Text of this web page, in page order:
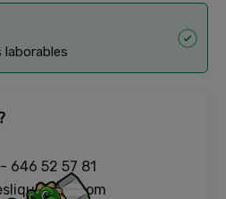
- 646 52 57 81